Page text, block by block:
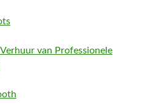
van Professionele